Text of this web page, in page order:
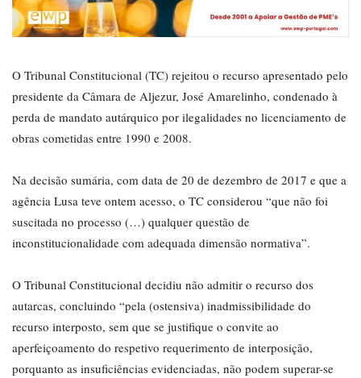
O Tribunal Constitucional (TC) rejeitou o recurso apresentado pelo
presidente da Câmara de Aljezur, José Amarelinho, condenado à
perda de mandato autárquico por ilegalidades no licenciamento de
obras cometidas entre 1990 e 2008.
Na decisão sumária, com data de 20 de dezembro de 2017 e que a
agência Lusa teve ontem acesso, o TC considerou “que não foi
suscitada no processo (…) qualquer questão de
inconstitucionalidade com adequada dimensão normativa”.
O Tribunal Constitucional decidiu não admitir o recurso dos
autarcas, concluindo “pela (ostensiva) inadmissibilidade do
recurso interposto, sem que se justifique o convite ao
aperfeiçoamento do respetivo requerimento de interposição,
porquanto as insuficiências evidenciadas, não podem superar-se